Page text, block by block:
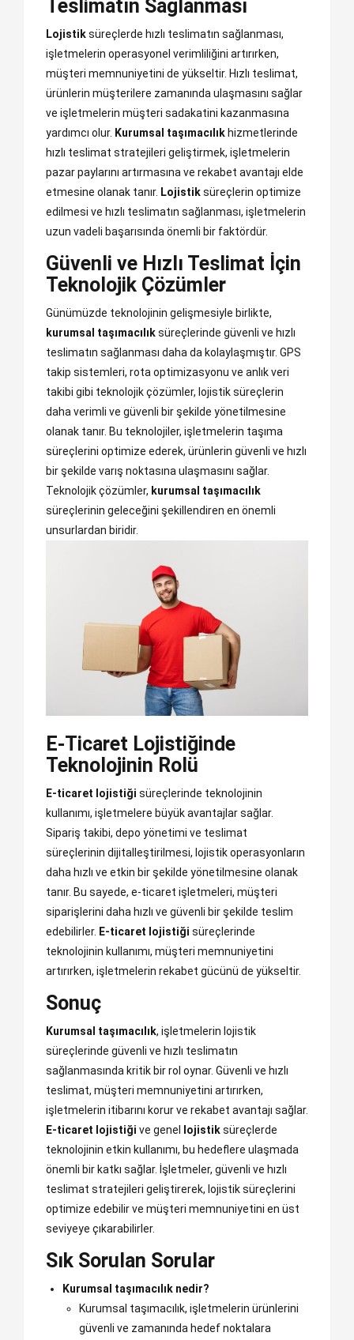
Teslimatın Sağlanması
Lojistiksüreçlerde hızlı teslimatın sağlanması,
işletmelerin operasyonel verimliliğini artırırken,
müşteri memnuniyetini de yükseltir. Hızlı teslimat,
ürünlerin müşterilere zamanında ulaşmasını sağlar
ve işletmelerin müşteri sadakatini kazanmasına
yardımcı olur. Kurumsal taşımacılık hizmetlerinde
hızlı teslimat stratejileri geliştirmek, işletmelerin
pazar paylarını artırmasına ve rekabet avantajı elde
etmesine olanak tanır. Lojistiksüreçlerin optimize
edilmesi ve hızlı teslimatın sağlanması, işletmelerin
uzun vadeli başarısında önemli bir faktördür.
Güvenli ve Hızlı Teslimat İçin
Teknolojik Çözümler
Günümüzde teknolojinin gelişmesiyle birlikte,
kurumsal taşımacılıksüreçlerinde güvenli ve hızlı
teslimatın sağlanması daha da kolaylaşmıştır. GPS
takip sistemleri, rota optimizasyonu ve anlık veri
takibi gibi teknolojik çözümler, lojistik süreçlerin
daha verimli ve güvenli bir şekilde yönetilmesine
olanak tanır. Bu teknolojiler, işletmelerin taşıma
süreçlerini optimize ederek, ürünlerin güvenli ve hızlı
bir şekilde varış noktasına ulaşmasını sağlar.
Teknolojik çözümler, kurumsal taşımacılık
süreçlerinin geleceğini şekillendiren en önemli
unsurlardan biridir.
E-Ticaret Lojistiğinde
Teknolojinin Rolü
E-ticaret lojistiği süreçlerinde teknolojinin
kullanımı, işletmelere büyük avantajlar sağlar.
Sipariş takibi, depo yönetimi ve teslimat
süreçlerinin dijitalleştirilmesi, lojistik operasyonların
daha hızlı ve etkin bir şekilde yönetilmesine olanak
tanır. Bu sayede, e-ticaret işletmeleri, müşteri
siparişlerini daha hızlı ve güvenli bir şekilde teslim
edebilirler. E-ticaret lojistiği süreçlerinde
teknolojinin kullanımı, müşteri memnuniyetini
artırırken, işletmelerin rekabet gücünü de yükseltir.
Sonuç
Kurumsal taşımacılık, işletmelerin lojistik
süreçlerinde güvenli ve hızlı teslimatın
sağlanmasında kritik bir rol oynar. Güvenli ve hızlı
teslimat, müşteri memnuniyetini artırırken,
işletmelerin itibarını korur ve rekabet avantajı sağlar.
E-ticaret lojistiği ve genel lojistiksüreçlerde
teknolojinin etkin kullanımı, bu hedeflere ulaşmada
önemli bir katkı sağlar. İşletmeler, güvenli ve hızlı
teslimat stratejileri geliştirerek, lojistik süreçlerini
optimize edebilir ve müşteri memnuniyetini en üst
seviyeye çıkarabilirler.
Sık Sorulan Sorular
Kurumsal taşımacılık nedir?
Kurumsal taşımacılık, işletmelerin ürünlerini
güvenli ve zamanında hedef noktalara